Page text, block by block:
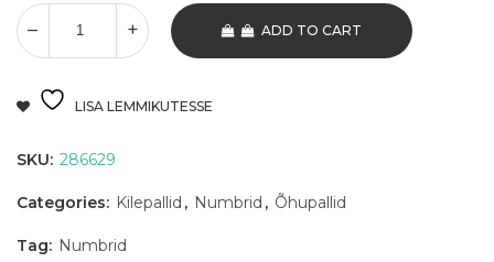
ADD TO CART
LISA LEMMIKUTESSE
SKU: 286629
Categories: Kilepallid , Numbrid , Õhupallid
Tag: Numbrid